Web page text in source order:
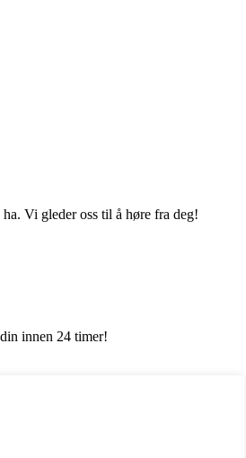
Vi gleder oss til å høre fra deg!
innen 24 timer!